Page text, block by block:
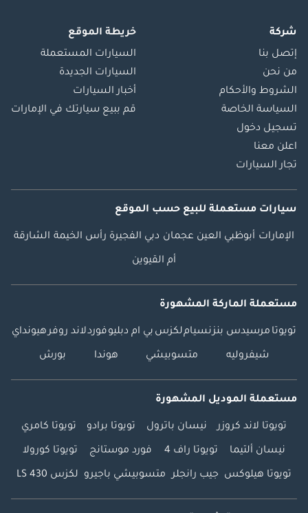
شركة
إتصل بنا
من نحن
الشروط والأحكام
السياسة الخاصة
تسجيل دخول
اعلن معنا
تجار السيارات
خريطة الموقع
السيارات المستعملة
السيارات الجديدة
أخبار السيارات
قم ببيع سيارتك في الإمارات
سيارات مستعملة للبيع حسب الموقع
الإمارات أبوظبي العين عجمان دبي الفجيرة رأس الخيمة الشارقة
أم القيوين
مستعملة الماركة المشهورة
تويوتا مرسيدس بنزنسياملكزس بي ام دبليوفوردلاند روفرهيونداي
شيفروليه متسوبيشي هوندا بورش
مستعملة الموديل المشهورة
تويوتا لاند كروزر نيسان باترول تويوتا برادو تويوتا كامري
نيسان ألتيما تويوتا راف 4 فورد موستانج تويوتا كورولا
تويوتا هيلوكس جيب رانجلر متسوبيشي باجيرو لكزس LS 430